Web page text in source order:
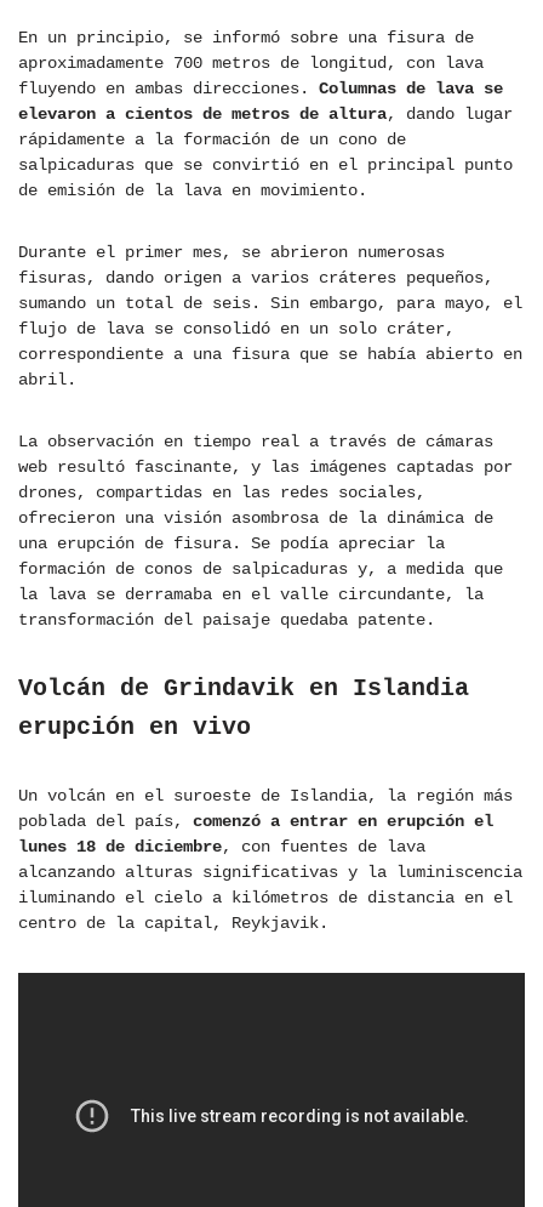
En un principio, se informó sobre una fisura de
aproximadamente 700 metros de longitud, con lava
fluyendo en ambas direcciones. Columnas de lava se
elevaron a cientos de metros de altura, dando lugar
rápidamente a la formación de un cono de
salpicaduras que se convirtió en el principal punto
de emisión de la lava en movimiento.
Durante el primer mes, se abrieron numerosas
fisuras, dando origen a varios cráteres pequeños,
sumando un total de seis. Sin embargo, para mayo, el
flujo de lava se consolidó en un solo cráter,
correspondiente a una fisura que se había abierto en
abril.
La observación en tiempo real a través de cámaras
web resultó fascinante, y las imágenes captadas por
drones, compartidas en las redes sociales,
ofrecieron una visión asombrosa de la dinámica de
una erupción de fisura. Se podía apreciar la
formación de conos de salpicaduras y, a medida que
la lava se derramaba en el valle circundante, la
transformación del paisaje quedaba patente.
Volcán de Grindavik en Islandia
erupción en vivo
Un volcán en el suroeste de Islandia, la región más
poblada del país, comenzó a entrar en erupción el
lunes 18 de diciembre, con fuentes de lava
alcanzando alturas significativas y la luminiscencia
iluminando el cielo a kilómetros de distancia en el
centro de la capital, Reykjavik.